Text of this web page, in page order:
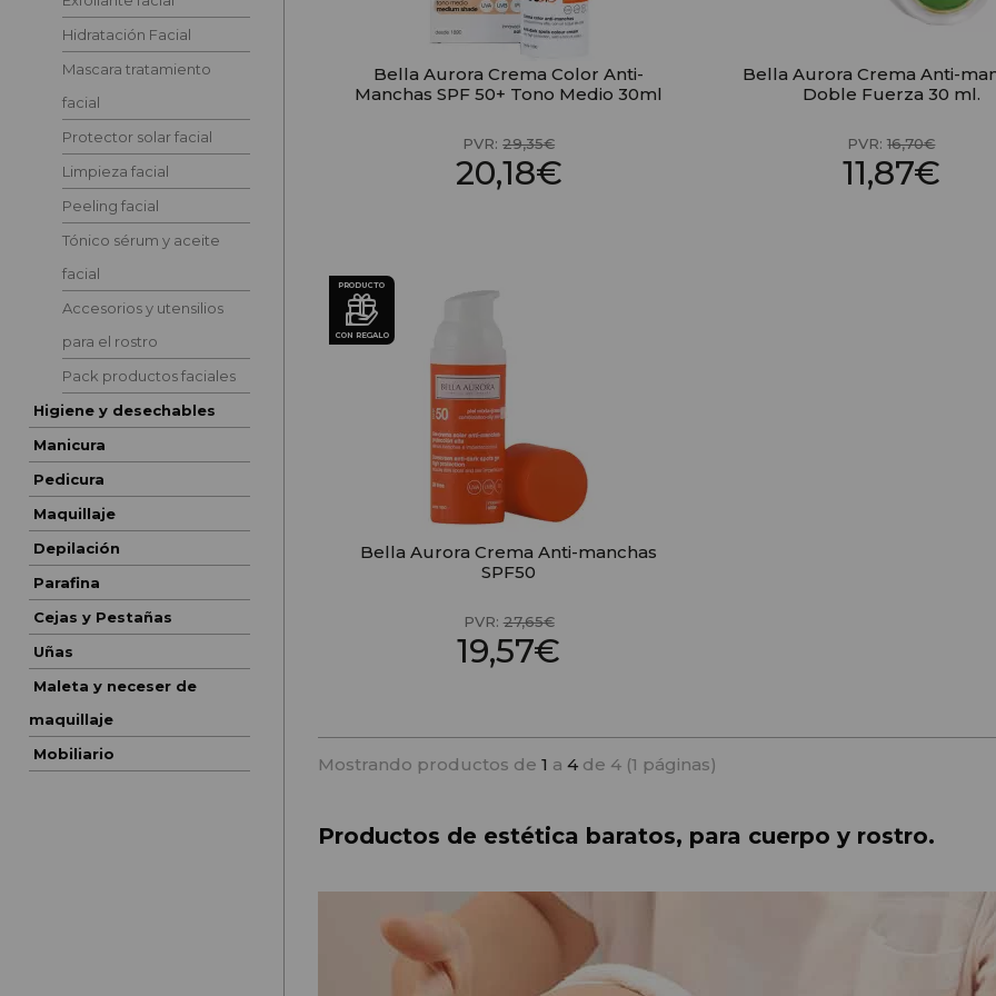
Hidratación Facial
Mascara tratamiento
facial
Protector solar facial
Limpieza facial
Peeling facial
Tónico sérum y aceite
facial
Accesorios y utensilios
para el rostro
Pack productos faciales
Higiene y desechables
Manicura
Pedicura
Maquillaje
Depilación
Parafina
Cejas y Pestañas
Uñas
Maleta y neceser de
maquillaje
Mobiliario
Bella Aurora Crema Color Anti-
Manchas SPF 50+ Tono Medio 30ml
PVR:29,35€
20,18€
Bella Aurora Crema Anti-
Doble Fuerza 30 ml.
PVR:16,70€
11,87€
PRODUCTO
CON REGALO
Bella Aurora Crema Anti-manchas
SPF50
PVR:27,65€
19,57€
Mostrando productos de 1 a 4de 4 (1 páginas)
Productos de estética baratos, para cuerpo y rostro.